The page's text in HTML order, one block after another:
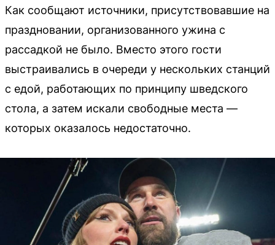
Как сообщают источники, присутствовавшие на
праздновании, организованного ужина с
рассадкой не было. Вместо этого гости
выстраивались в очереди у нескольких станций
с едой, работающих по принципу шведского
стола, а затем искали свободные места —
которых оказалось недостаточно.